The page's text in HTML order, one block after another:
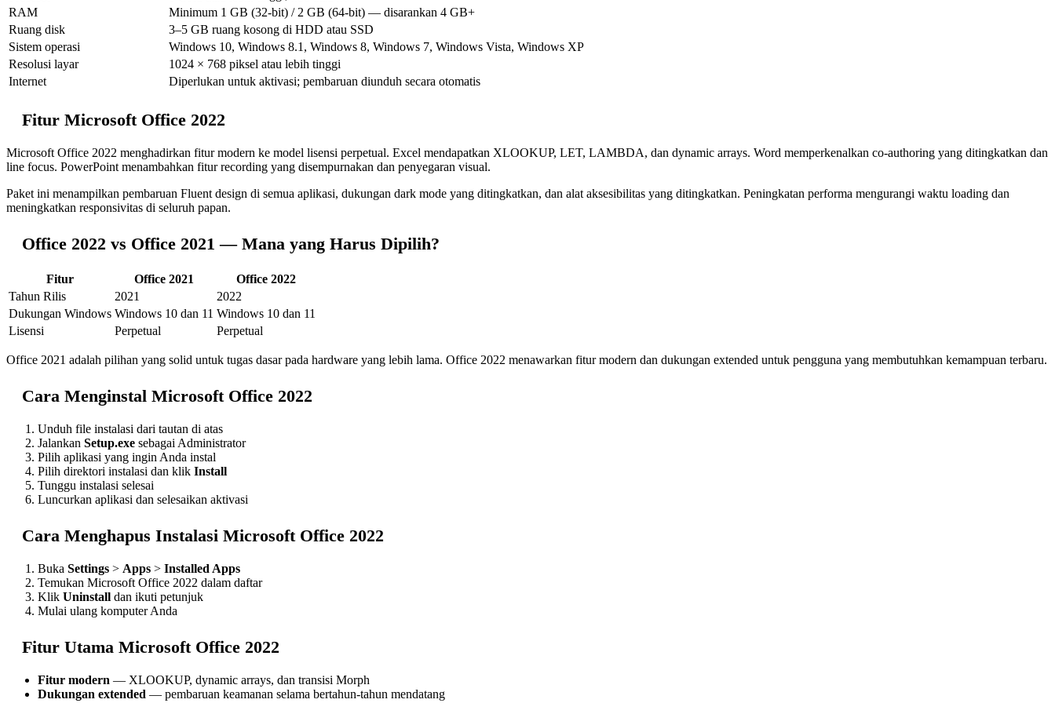
RAM
Minimum 1 GB (32-bit) / 2 GB (64-bit) — disarankan 4 GB+
Ruang disk
3–5 GB ruang kosong di HDD atau SSD
Sistem operasi
Windows 10, Windows 8.1, Windows 8, Windows 7, Windows Vista, Windows XP
Resolusi layar
1024 × 768 piksel atau lebih tinggi
Internet
Diperlukan untuk aktivasi; pembaruan diunduh secara otomatis
Fitur Microsoft Office 2022
Microsoft Office 2022 menghadirkan fitur modern ke model lisensi perpetual. Excel mendapatkan XLOOKUP, LET, LAMBDA, dan dynamic arrays. Word memperkenalkan co-authoring yang ditingkatkan dan
line focus. PowerPoint menambahkan fitur recording yang disempurnakan dan penyegaran visual.
Paket ini menampilkan pembaruan Fluent design di semua aplikasi, dukungan dark mode yang ditingkatkan, dan alat aksesibilitas yang ditingkatkan. Peningkatan performa mengurangi waktu loading dan
meningkatkan responsivitas di seluruh papan.
Office 2022 vs Office 2021 — Mana yang Harus Dipilih?
Fitur Office 2021
Office 2022
Tahun Rilis
2021
2022
Dukungan Windows Windows 10 dan 11 Windows 10 dan 11
Lisensi
Perpetual Perpetual
Office 2021 adalah pilihan yang solid untuk tugas dasar pada hardware yang lebih lama. Office 2022 menawarkan fitur modern dan dukungan extended untuk pengguna yang membutuhkan kemampuan terbaru.
Cara Menginstal Microsoft Office 2022
Unduh file instalasi dari tautan di atas
Jalankan Setup.exe sebagai Administrator
Pilih aplikasi yang ingin Anda instal
Pilih direktori instalasi dan klik Install
Tunggu instalasi selesai
Luncurkan aplikasi dan selesaikan aktivasi
Cara Menghapus Instalasi Microsoft Office 2022
Buka Settings > Apps > Installed Apps
Temukan Microsoft Office 2022 dalam daftar
Klik Uninstall dan ikuti petunjuk
Mulai ulang komputer Anda
Fitur Utama Microsoft Office 2022
Fitur modern — XLOOKUP, dynamic arrays, dan transisi Morph
Dukungan extended — pembaruan keamanan selama bertahun-tahun mendatang